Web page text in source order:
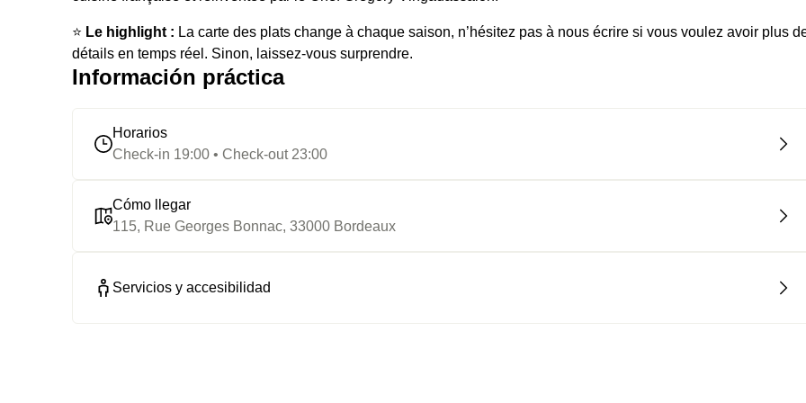
⭐️ Le highlight : La carte des plats change à chaque saison, n’hésitez pas à nous écrire si vous voulez avoir plus
détails en temps réel. Sinon, laissez-vous surprendre.
Información práctica
Horarios
Check-in 19:00 • Check-out 23:00
Cómo llegar
115, Rue Georges Bonnac, 33000 Bordeaux
Servicios y accesibilidad